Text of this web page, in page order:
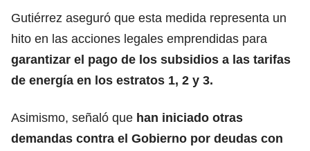
Gutiérrez aseguró que esta medida representa un
hito en las acciones legales emprendidas para
garantizar el pago de los subsidios a las tarifas
de energía en los estratos 1, 2 y 3.
Asimismo, señaló que han iniciado otras
demandas contra el Gobierno por deudas con